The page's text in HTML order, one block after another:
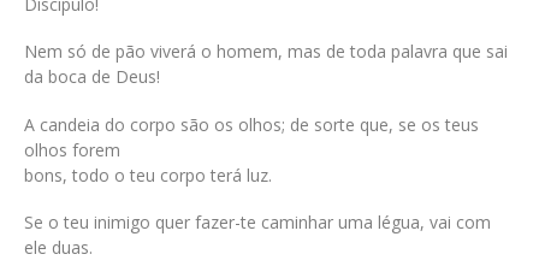
Nem só de pão viverá o homem, mas de toda palavra que sai
da boca de Deus!
A candeia do corpo são os olhos; de sorte que, se os teus
olhos forem
bons, todo o teu corpo terá luz.
Se o teu inimigo quer fazer-te caminhar uma légua, vai com
ele duas.